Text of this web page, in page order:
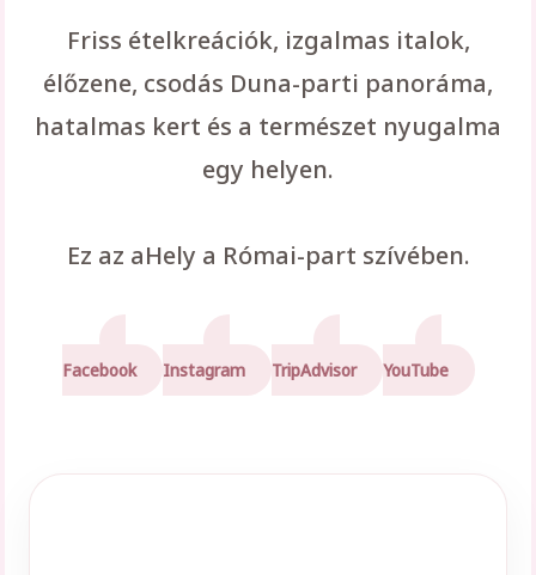
Friss ételkreációk, izgalmas italok,
élőzene, csodás Duna-parti panoráma,
hatalmas kert és a természet nyugalma
egy helyen.
Ez az aHely a Római-part szívében.
Facebook Instagram TripAdvisor YouTube